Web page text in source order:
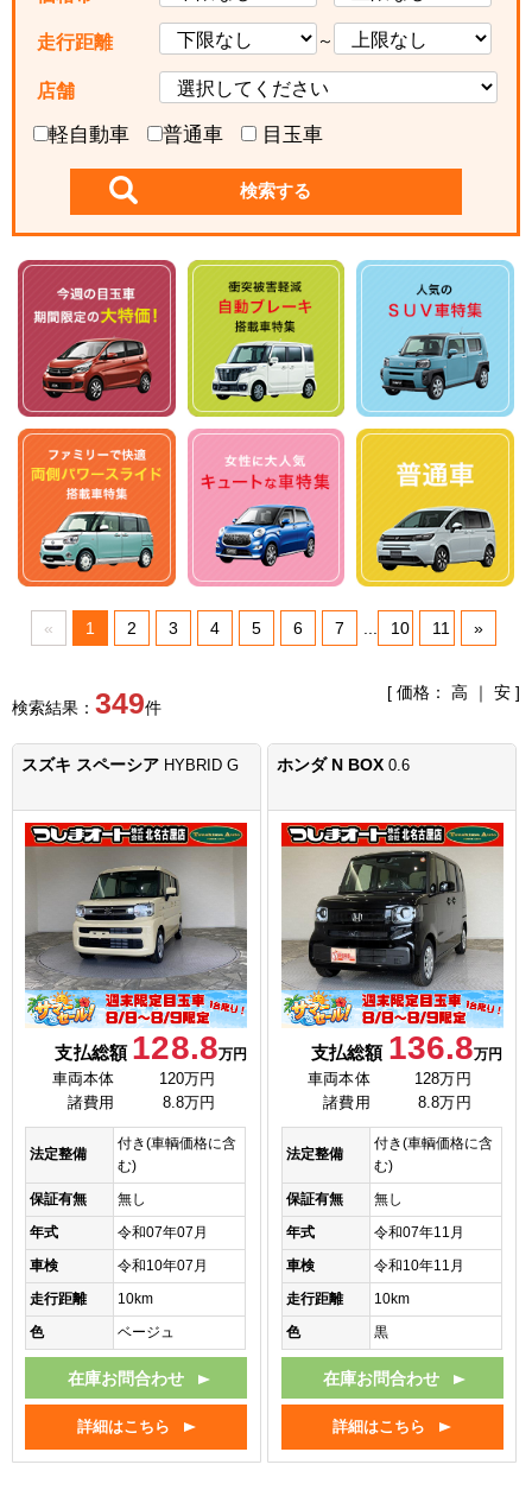
走行距離 ～
店舗
軽自動車 普通車 目玉車
« 1 2 3 4 5 6 7 10 11 »
検索結果： 349件
[ 価格： 高 ｜ 安 ]
スズキ スペーシア HYBRID G
支払総額 128.8万円
車両本体
120万円
諸費用
8.8万円
法定整備
付き(車輌価格に含
む)
保証有無
無し
年式
令和07年07月
車検
令和10年07月
走行距離
10km
色
ベージュ
在庫お問合わせ
詳細はこちら
ホンダ N BOX0.6
支払総額 136.8万円
車両本体
128万円
諸費用
8.8万円
法定整備
付き(車輌価格に含
む)
保証有無
無し
年式
令和07年11月
車検
令和10年11月
走行距離
10km
色
黒
在庫お問合わせ
詳細はこちら